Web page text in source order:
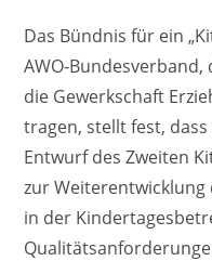
Das Bündnis für ein
AWO-
die Gewerkschaft
tragen, stellt fest,
Entwurf des Zweiten
zur
in der